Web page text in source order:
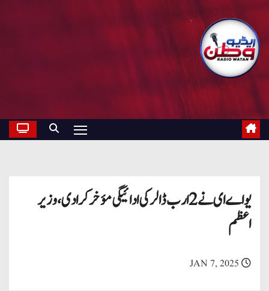
یواے ای نے 2 ارب ڈالر کی ادائیگی مؤخر کرا دی، وزیر
اعظم
JAN 7, 2025